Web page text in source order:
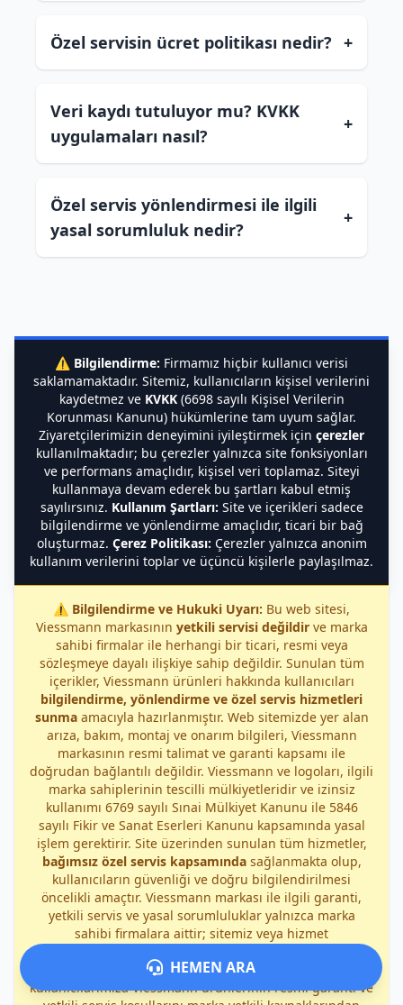
Özel servisin ücret politikası nedir? +
Veri kaydı tutuluyor mu? KVKK
uygulamaları nasıl?
+
Özel servis yönlendirmesi ile ilgili
yasal sorumluluk nedir?
+
⚠️ Bilgilendirme: Firmamız hiçbir kullanıcı verisi
saklamamaktadır. Sitemiz, kullanıcıların kişisel verilerini
kaydetmez ve KVKK(6698 sayılı Kişisel Verilerin
Korunması Kanunu) hükümlerine tam uyum sağlar.
Ziyaretçilerimizin deneyimini iyileştirmek için çerezler
kullanılmaktadır; bu çerezler yalnızca site fonksiyonları
ve performans amaçlıdır, kişisel veri toplamaz. Siteyi
kullanmaya devam ederek bu şartları kabul etmiş
sayılırsınız. Kullanım Şartları: Site ve içerikleri sadece
bilgilendirme ve yönlendirme amaçlıdır, ticari bir bağ
oluşturmaz. Çerez Politikası: Çerezler yalnızca anonim
kullanım verilerini toplar ve üçüncü kişilerle paylaşılmaz.
⚠️ Bilgilendirme ve Hukuki Uyarı: Bu web sitesi,
Viessmann markasının yetkili servisi değildirve marka
sahibi firmalar ile herhangi bir ticari, resmi veya
sözleşmeye dayalı ilişkiye sahip değildir. Sunulan tüm
içerikler, Viessmann ürünleri hakkında kullanıcıları
bilgilendirme, yönlendirme ve özel servis hizmetleri
sunmaamacıyla hazırlanmıştır. Web sitemizde yer alan
arıza, bakım, montaj ve onarım bilgileri, Viessmann
markasının resmi talimat ve garanti kapsamı ile
doğrudan bağlantılı değildir. Viessmann ve logoları, ilgili
marka sahiplerinin tescilli mülkiyetleridir ve izinsiz
kullanımı 6769 sayılı Sınai Mülkiyet Kanunu ile 5846
sayılı Fikir ve Sanat Eserleri Kanunu kapsamında yasal
işlem gerektirir. Site üzerinden sunulan tüm hizmetler,
bağımsız özel servis kapsamındasağlanmakta olup,
kullanıcıların güvenliği ve doğru bilgilendirilmesi
öncelikli amaçtır. Viessmann markası ile ilgili garanti,
yetkili servis ve yasal sorumluluklar yalnızca marka
sahibi firmalara aittir; sitemiz veya hizmet
sağlayıcılarımız bu kapsamda sorumluluk kabul etmez.
Herhangi bir yanlış anlaşılmayı önlemek amacıyla,
kullanıcılarımıza Viessmann ürünlerinin resmi garanti ve
HEMEN ARA